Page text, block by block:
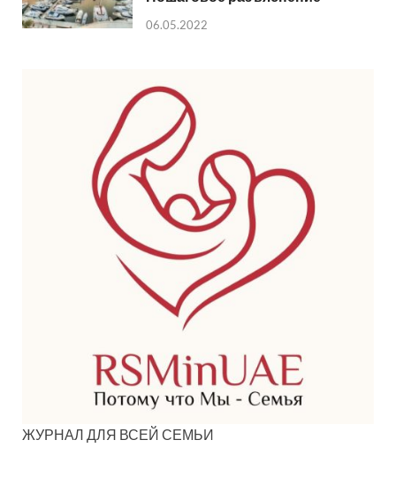
06.05.2022
ЖУРНАЛ ДЛЯ ВСЕЙ СЕМЬИ